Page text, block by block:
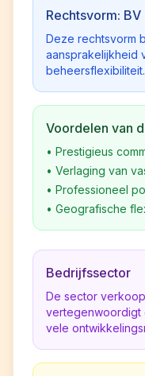
Rechtsvorm: BV
Deze rechtsvorm
aansprakelijkheid
beheersflexibiliteit.
Voordelen van
• Prestigieus
• Verlaging van
• Professioneel
• Geografische
Bedrijfssector
De sector
vertegenwoordigt
vele